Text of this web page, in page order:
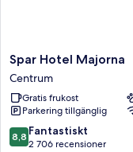
Spar
Hotel
Majorna
Centrum
Spar Hotel Majorna
Centrum
Gratis frukost
Parkering tillgänglig
8.8
av
8,8 Fantastiskt
2 706 recensioner